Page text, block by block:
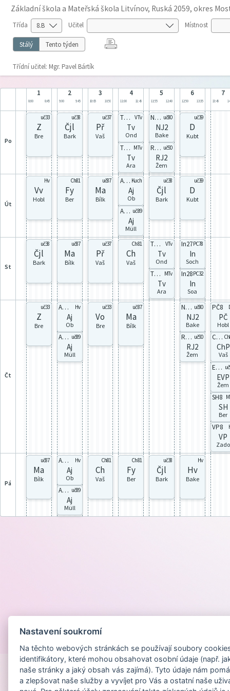
Základní škola a Mateřská škola Litvínov, Ruská 2059, okres
Třída Učitel Místnost
Stálý Tento týden
Třídní učitel: Mgr. Pavel Bártík
1
8:00 8:45
2
9:00 9:45
3
10:05 10:50
4
11:00 11:45
5
11:55 12:40
6
12:50 13:35
7
13:45
po
uč33
Z
Bre
uč38
Čjl
Bark
uč37
Př
Vaš
Tvd4 VTv
Tv
Ond
Tvh4 MTv
Tv
Ara
Nj8B uč80
NJ2
Bake
Rj8Y uč90
RJ2
Žem
uč39
D
Kubt
út
Hv
Vv
Hobl
Ch81
Fy
Ber
uč87
Ma
Bílk
Aj8Y Kuch
Aj
Ob
Aj8B uč89
Aj
Müll
uč38
Čjl
Bark
uč39
D
Kubt
st
uč38
Čjl
Bark
uč87
Ma
Bílk
uč37
Př
Vaš
Ch81
Ch
Vaš
Tvd4 VTv
Tv
Ond
Tvh4 MTv
Tv
Ara
In27PC78
In
Soch
In28PC32
In
Soa
čt
uč33
Z
Bre
Aj8Y Hv
Aj
Ob
Aj8B uč89
Aj
Müll
uč33
Vo
Bre
uč87
Ma
Bílk
Nj8B uč80
NJ2
Bake
Rj8Y uč90
RJ2
Žem
PČ8
PČ
Hobl
ChP8
ChP
Vaš
EVP8
EVP
Žem
SH8
SH
Ber
VP8
VP
Zado
pá
uč87
Ma
Bílk
Aj8Y Hv
Aj
Ob
Aj8B uč89
Aj
Müll
Ch81
Ch
Vaš
Ch81
Fy
Ber
uč38
Čjl
Bark
Hv
Hv
Bake
Nastavení soukromí
Na těchto webových stránkách se používají soubory
identifikátory, které mohou obsahovat osobní údaje (např.
naše stránky a jaký obsah vás zajímá). Tyto údaje nám
a zlepšovat naše služby a vyvíjet pro Vás a ostatní naše